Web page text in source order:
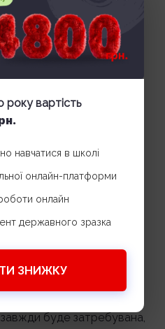
року вартість
навчатися в школі
онлайн-платформи
роботи онлайн
державного зразка
ЗНИЖКУ
кваліфікації та місця
зарплати
стабільність і
У приватній практиці
але при цьому і
готові
вимагають бездоганної
реставратори,
напрямках:
предмети меблів,
буде затребувана,